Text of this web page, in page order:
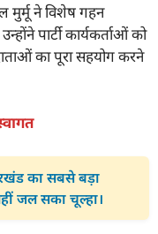
मुर्मू ने विशेष गहन
पार्टी कार्यकर्ताओं को
का पूरा सहयोग करने
का सबसे बड़ा
जल सका चूल्हा।